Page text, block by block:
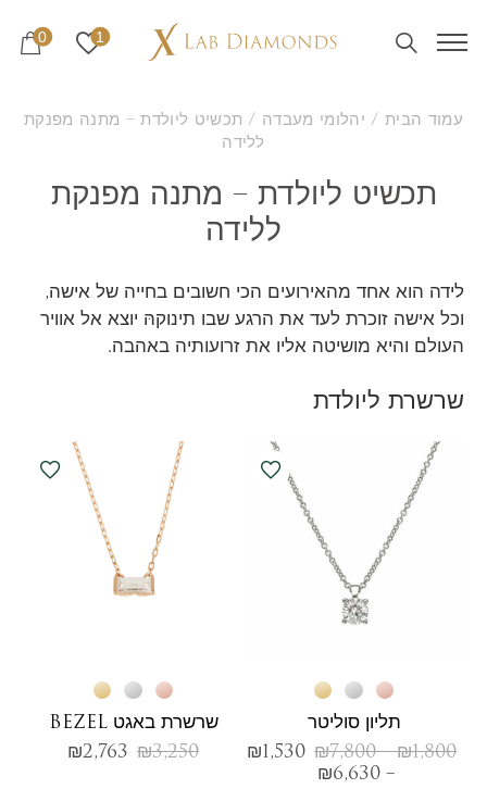
1
0
עמוד הבית / יהלומי מעבדה / תכשיט ליולדת – מתנה מפנקת
ללידה
תכשיט ליולדת – מתנה מפנקת
ללידה
לידה הוא אחד מהאירועים הכי חשובים בחייה של אישה,
וכל אישה זוכרת לעד את הרגע שבו תינוקהּ יוצא אל אוויר
העולם והיא מושיטה אליו את זרועותיה באהבה.
שרשרת ליולדת
תליון סוליטר
₪1,800
–
₪7,800
₪1,530
–
₪6,630
שרשרת באגט BEZEL
₪3,250
₪2,763